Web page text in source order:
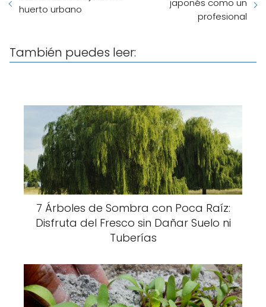
huerto urbano
japonés como un
profesional
También puedes leer:
7 Árboles de Sombra con Poca Raíz:
Disfruta del Fresco sin Dañar Suelo ni
Tuberías